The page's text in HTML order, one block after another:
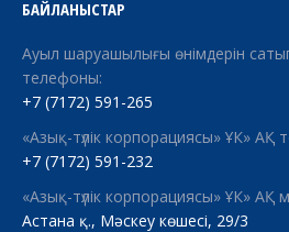
БАЙЛАНЫСТАР
Ауыл шаруашылығы өнімдерін
телефоны:
+7 (7172) 591-265
«Азық-түлік корпорациясы» ҰК» АҚ
+7 (7172) 591-232
«Азық-түлік корпорациясы» ҰК» АҚ
Астана қ., Мәскеу көшесі, 29/3